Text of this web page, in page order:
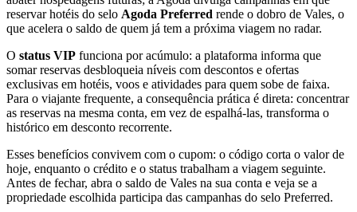
reservar hotéis do selo Agoda Preferred rende o dobro de Vales, o
que acelera o saldo de quem já tem a próxima viagem no radar.
O status VIP funciona por acúmulo: a plataforma informa que
somar reservas desbloqueia níveis com descontos e ofertas
exclusivas em hotéis, voos e atividades para quem sobe de faixa.
Para o viajante frequente, a consequência prática é direta: concentrar
as reservas na mesma conta, em vez de espalhá-las, transforma o
histórico em desconto recorrente.
Esses benefícios convivem com o cupom: o código corta o valor de
hoje, enquanto o crédito e o status trabalham a viagem seguinte.
Antes de fechar, abra o saldo de Vales na sua conta e veja se a
propriedade escolhida participa das campanhas do selo Preferred.